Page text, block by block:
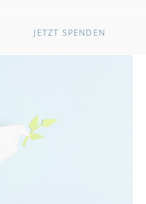
JETZT SPENDEN